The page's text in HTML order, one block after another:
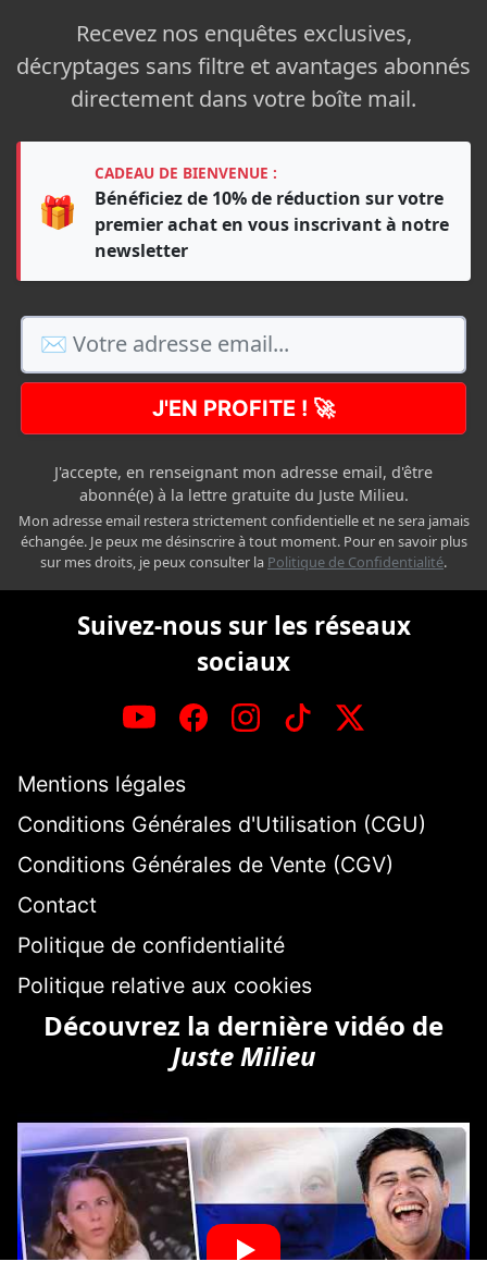
Recevez nos enquêtes exclusives,
décryptages sans filtre et avantages abonnés
directement dans votre boîte mail.
🎁
CADEAU DE BIENVENUE :
Bénéficiez de 10% de réduction sur votre
premier achat en vous inscrivant à notre
newsletter
J'EN PROFITE ! 🚀
J'accepte, en renseignant mon adresse email, d'être
abonné(e) à la lettre gratuite du Juste Milieu.
Mon adresse email restera strictement confidentielle et ne sera jamais
échangée. Je peux me désinscrire à tout moment. Pour en savoir plus
sur mes droits, je peux consulter la Politique de Confidentialité.
Suivez-nous sur les réseaux
sociaux
Mentions légales
Conditions Générales d'Utilisation (CGU)
Conditions Générales de Vente (CGV)
Contact
Politique de confidentialité
Politique relative aux cookies
Découvrez la dernière vidéo de
Juste Milieu